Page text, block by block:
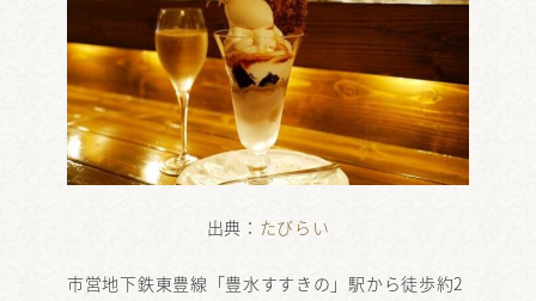
出典： たびらい
市営地下鉄東豊線「豊水すすきの」駅から徒歩約2